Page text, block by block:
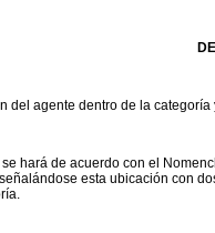
del agente dentro de la
hará de acuerdo con el
esta ubicación con